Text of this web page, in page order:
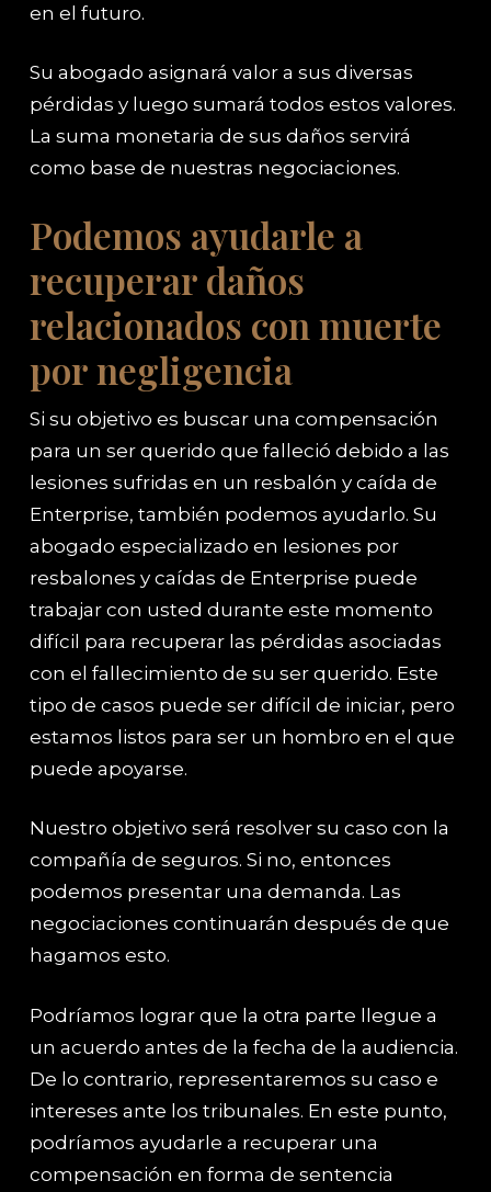
en el futuro.
Su abogado asignará valor a sus diversas
pérdidas y luego sumará todos estos valores.
La suma monetaria de sus daños servirá
como base de nuestras negociaciones.
Podemos ayudarle a
recuperar daños
relacionados con muerte
por negligencia
Si su objetivo es buscar una compensación
para un ser querido que falleció debido a las
lesiones sufridas en un resbalón y caída de
Enterprise, también podemos ayudarlo. Su
abogado especializado en lesiones por
resbalones y caídas de Enterprise puede
trabajar con usted durante este momento
difícil para recuperar las pérdidas asociadas
con el fallecimiento de su ser querido. Este
tipo de casos puede ser difícil de iniciar, pero
estamos listos para ser un hombro en el que
puede apoyarse.
Nuestro objetivo será resolver su caso con la
compañía de seguros. Si no, entonces
podemos presentar una demanda. Las
negociaciones continuarán después de que
hagamos esto.
Podríamos lograr que la otra parte llegue a
un acuerdo antes de la fecha de la audiencia.
De lo contrario, representaremos su caso e
intereses ante los tribunales. En este punto,
podríamos ayudarle a recuperar una
compensación en forma de sentencia